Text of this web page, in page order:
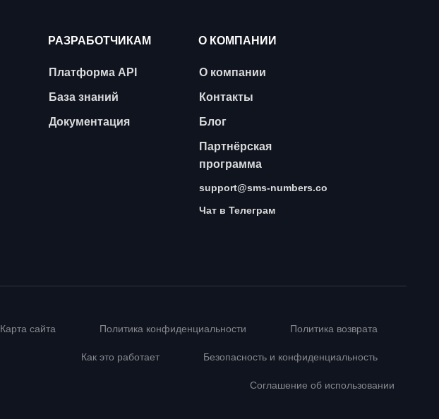
РАЗРАБОТЧИКАМ
Платформа API
База знаний
Документация
О КОМПАНИИ
О компании
Контакты
Блог
Партнёрская
программа
support@sms-numbers.co
Чат в Телеграм
Карта сайта Политика конфиденциальности Политика возврата
Как это работает Безопасность и конфиденциальность
Соглашение об использовании